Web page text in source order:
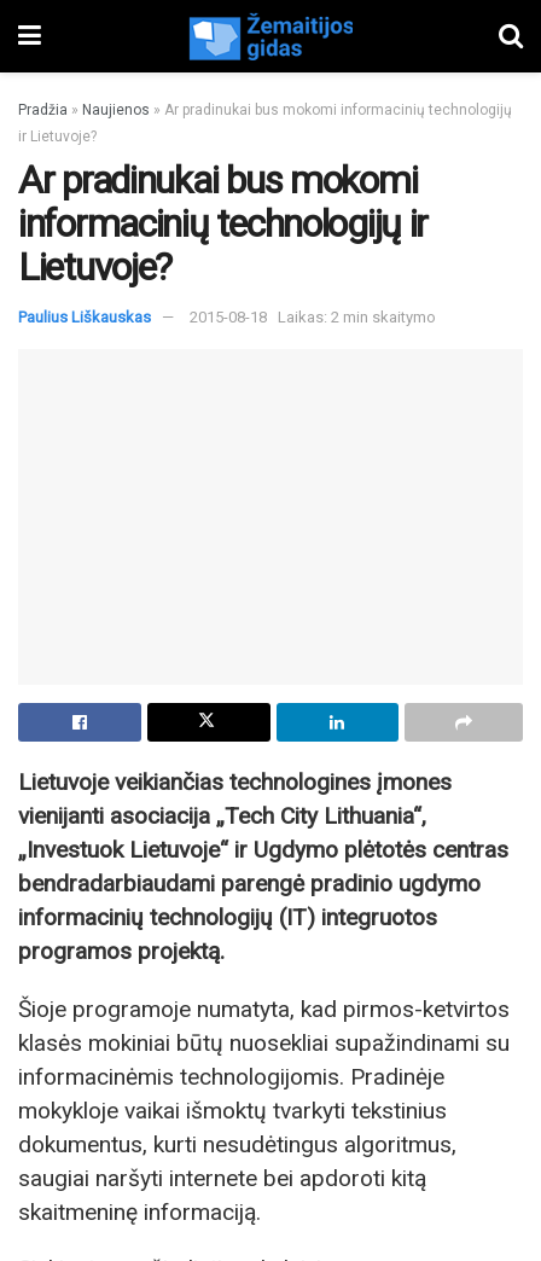
Pradžia » Naujienos » Ar pradinukai bus mokomi informacinių technologijų
ir Lietuvoje?
Ar pradinukai bus mokomi
informacinių technologijų ir
Lietuvoje?
Paulius Liškauskas 2015-08-18 Laikas: 2 min skaitymo
Lietuvoje veikiančias technologines įmones
vienijanti asociacija „Tech City Lithuania“,
„Investuok Lietuvoje“ ir Ugdymo plėtotės centras
bendradarbiaudami parengė pradinio ugdymo
informacinių technologijų (IT) integruotos
programos projektą.
Šioje programoje numatyta, kad pirmos-ketvirtos
klasės mokiniai būtų nuosekliai supažindinami su
informacinėmis technologijomis. Pradinėje
mokykloje vaikai išmoktų tvarkyti tekstinius
dokumentus, kurti nesudėtingus algoritmus,
saugiai naršyti internete bei apdoroti kitą
skaitmeninę informaciją.